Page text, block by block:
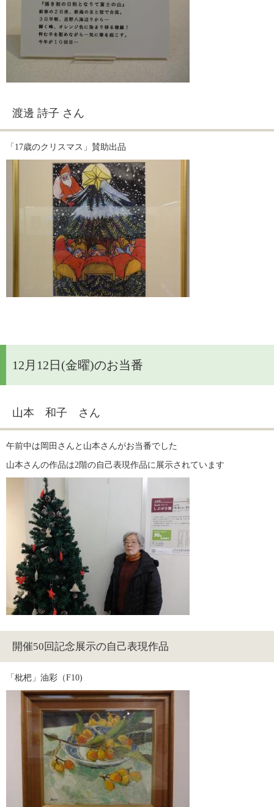
渡邊 詩子 さん
「17歳のクリスマス」賛助出品
12月12日(金曜)のお当番
山本 和子 さん
午前中は岡田さんと山本さんがお当番でした
山本さんの作品は2階の自己表現作品に展示されています
開催50回記念展示の自己表現作品
「枇杷」油彩（F10)